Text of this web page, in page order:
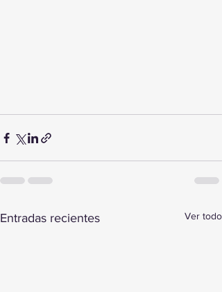
Entradas recientes Ver todo